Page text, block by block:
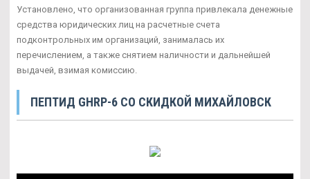
Установлено, что организованная группа привлекала денежные
средства юридических лиц на расчетные счета
подконтрольных им организаций, занималась их
перечислением, а также снятием наличности и дальнейшей
выдачей, взимая комиссию.
ПЕПТИД GHRP-6 СО СКИДКОЙ МИХАЙЛОВСК